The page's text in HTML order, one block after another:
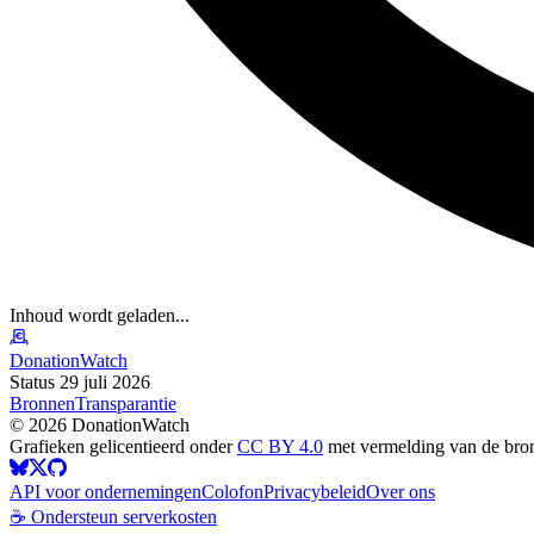
Inhoud wordt geladen...
DonationWatch
Status 29 juli 2026
BronnenTransparantie
© 2026 DonationWatch
Grafieken gelicentieerd onderCC BY 4.0 met vermelding van de
API voor ondernemingenColofonPrivacybeleidOver ons
☕ Ondersteun serverkosten